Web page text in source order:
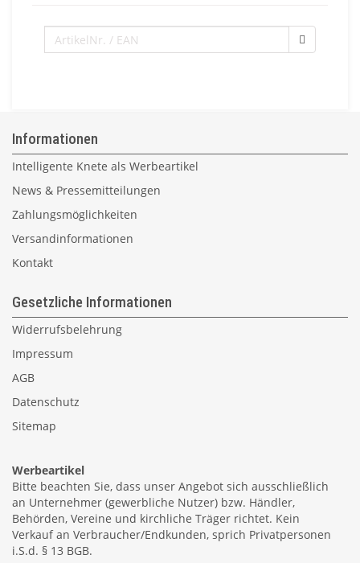
Informationen
Intelligente Knete als Werbeartikel
News & Pressemitteilungen
Zahlungsmöglichkeiten
Versandinformationen
Kontakt
Gesetzliche Informationen
Widerrufsbelehrung
Impressum
AGB
Datenschutz
Sitemap
Werbeartikel
Bitte beachten Sie, dass unser Angebot sich ausschließlich
an Unternehmer (gewerbliche Nutzer) bzw. Händler,
Behörden, Vereine und kirchliche Träger richtet. Kein
Verkauf an Verbraucher/Endkunden, sprich Privatpersonen
i.S.d. § 13 BGB.